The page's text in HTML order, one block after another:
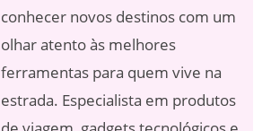
conhecer novos destinos com um
olhar atento às melhores
ferramentas para quem vive na
estrada. Especialista em produtos